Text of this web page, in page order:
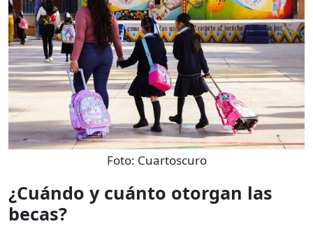
Foto: Cuartoscuro
¿Cuándo y cuánto otorgan las
becas?